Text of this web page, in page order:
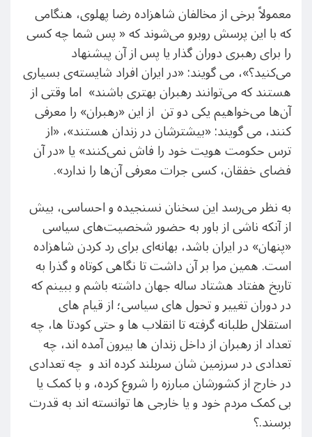
معمولاً برخی از مخالفان شاهزاده رضا پهلوی، هنگامی
که با این پرسش روبرو می‌شوند که « پس شما چه کسی
را برای رهبری دوران گذار یا پس از آن پیشنهاد
می‌کنید؟»، می گویند: «در ایران افراد شایسته‌ی بسیاری
هستند که می‌توانند رهبران بهتری باشند» اما وقتی از
آن‌ها می‌خواهیم یکی دو تن از این «رهبران» را معرفی
کنند، می گویند: «بیشترشان در زندان هستند»، «از
ترس حکومت هویت خود را فاش نمی‌کنند» یا «در آن
فضای خفقان، کسی جرات معرفی آن‌ها را ندارد».
به نظر می‌رسد این سخنان نسنجیده و احساسی، بیش
از آنکه ناشی از باور به حضور شخصیت‌های سیاسی
«پنهان» در ایران باشد، بهانه‌ای برای رد کردن شاهزاده
است. همین مرا بر آن داشت تا نگاهی کوتاه و گذرا به
تاریخ هفتاد هشتاد ساله جهان داشته باشم و ببینم که
در دوران تغییر و تحول های سیاسی؛ از قیام های
استقلال طلبانه گرفته تا انقلاب ها و حتی کودتا ها، چه
تعداد از رهبران از داخل زندان ها بیرون آمده اند، چه
تعدادی در سرزمین شان سربلند کرده اند و چه تعدادی
در خارج از کشورشان مبارزه را شروع کرده، و با کمک یا
بی کمک مردم خود و یا خارجی ها توانسته اند به قدرت
برسند.؟